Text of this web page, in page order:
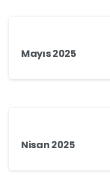
Mayıs 2025
Nisan 2025